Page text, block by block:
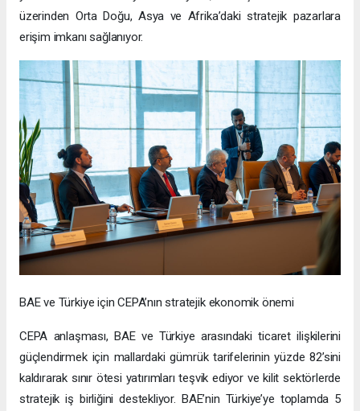
üzerinden Orta Doğu, Asya ve Afrika’daki stratejik pazarlara
erişim imkanı sağlanıyor.
BAE ve Türkiye için CEPA’nın stratejik ekonomik önemi
CEPA anlaşması, BAE ve Türkiye arasındaki ticaret ilişkilerini
güçlendirmek için mallardaki gümrük tarifelerinin yüzde 82’sini
kaldırarak sınır ötesi yatırımları teşvik ediyor ve kilit sektörlerde
stratejik iş birliğini destekliyor. BAE’nin Türkiye’ye toplamda 5